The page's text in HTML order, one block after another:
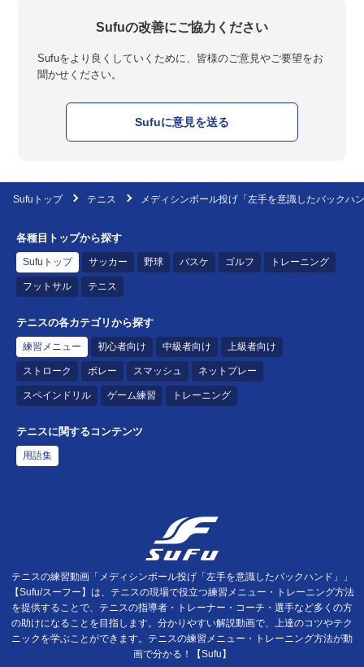
Sufuの改善にご協力ください
Sufuをより良くしていくために、皆様のご意見やご要望をお
聞かせください。
Sufuに意見を送る
Sufuトップ テニス メディシンボール投げ「左手を意識したバックハ
各種目トップから探す
Sufuトップ サッカー 野球 バスケ ゴルフ トレーニング
フットサル テニス
テニスの各カテゴリから探す
練習メニュー 初心者向け 中級者向け 上級者向け
ストローク ボレー スマッシュ ネットプレー
スペインドリル ゲーム練習 トレーニング
テニスに関するコンテンツ
用語集
テニスの練習動画「メディシンボール投げ「左手を意識したバックハンド」」
【Sufu/スーフー】は、テニスの現場で役立つ練習メニュー・トレーニング方法
を提供することで、テニスの指導者・トレーナー・コーチ・選手など多くの方
の助けになることを目指します。分かりやすい解説動画で、上達のコツやテク
ニックを学ぶことができます。テニスの練習メニュー・トレーニング方法が動
画で分かる！【Sufu】